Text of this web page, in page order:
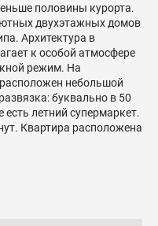
половины курорта.
двухэтажных домов
Архитектура в
к особой атмосфере
режим. На
небольшой
буквально в 50
летний супермаркет.
Квартира расположена